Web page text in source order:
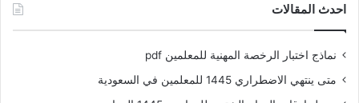
احدث المقالات
نماذج اختبار الرخصة المهنية للمعلمين pdf
متى ينتهي الاضطراري 1445 للمعلمين في السعودية